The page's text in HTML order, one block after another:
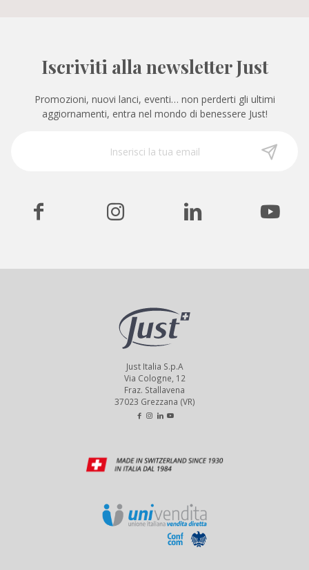
Iscriviti alla newsletter Just
Promozioni, nuovi lanci, eventi… non perderti gli ultimi
aggiornamenti, entra nel mondo di benessere Just!
Just Italia S.p.A
Via Cologne, 12
Fraz. Stallavena
37023 Grezzana (VR)